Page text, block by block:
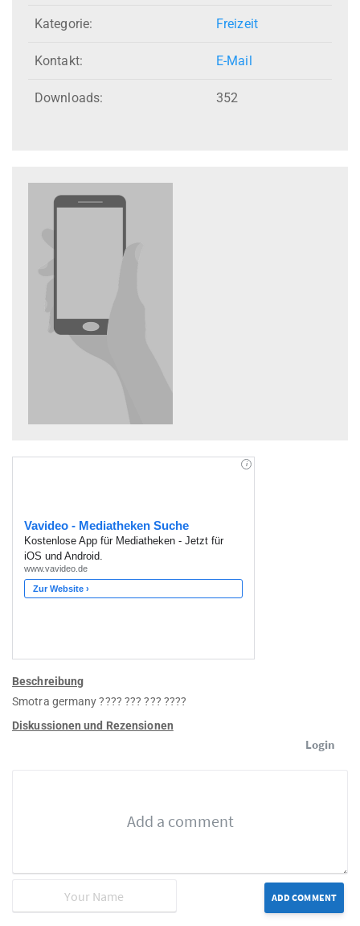
Kategorie: Freizeit
Kontakt: E-Mail
Downloads: 352
Beschreibung
Smotra germany ???? ??? ??? ????
Diskussionen und Rezensionen
Login
ADD COMMENT